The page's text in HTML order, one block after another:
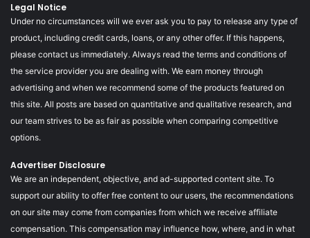
Legal Notice
Under no circumstances will we ever ask you to pay to release any type of
product, including credit cards, loans, or any other offer. If this happens,
please contact us immediately. Always read the terms and conditions of
the service provider you are dealing with. We earn money through
advertising and when we recommend some of the products featured on
this site. All posts are based on quantitative and qualitative research, and
our team strives to be as fair as possible when comparing competitive
options.
Advertiser Disclosure
We are an independent, objective, and ad-supported content site. To
support our ability to offer free content to our users, the recommendations
on our site may come from companies from which we receive affiliate
compensation. This compensation may influence how, where, and in what